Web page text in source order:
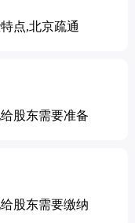
点,北京疏通
股东需要准备
股东需要缴纳